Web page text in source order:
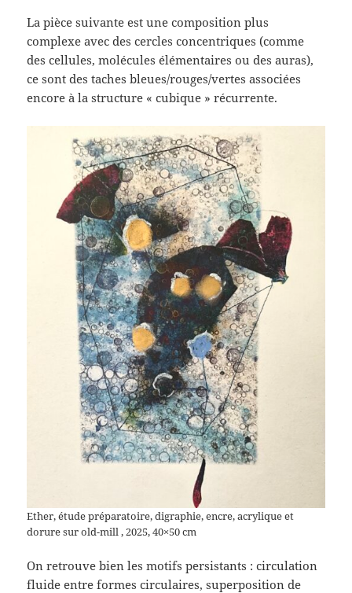
La pièce suivante est une composition plus
complexe avec des cercles concentriques (comme
des cellules, molécules élémentaires ou des auras),
ce sont des taches bleues/rouges/vertes associées
encore à la structure « cubique » récurrente.
Ether, étude préparatoire, digraphie, encre, acrylique et
dorure sur old-mill , 2025, 40×50 cm
On retrouve bien les motifs persistants : circulation
fluide entre formes circulaires, superposition de